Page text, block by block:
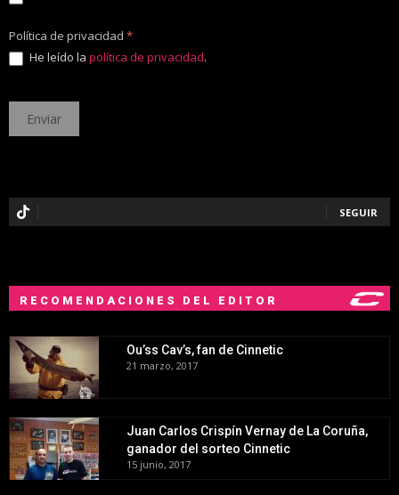
Política de privacidad *
He leído la política de privacidad.
SEGUIR
RECOMENDACIONES DEL EDITOR
Ou’ss Cav’s, fan de Cinnetic
21 marzo, 2017
Juan Carlos Crispín Vernay de La Coruña,
ganador del sorteo Cinnetic
15 junio, 2017